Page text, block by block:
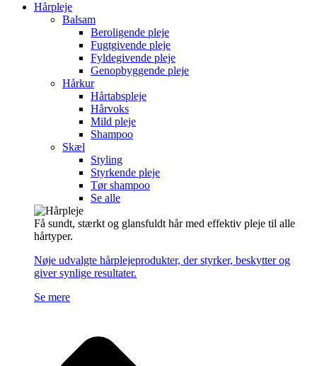
Hårpleje
Balsam
Beroligende pleje
Fugtgivende pleje
Fyldegivende pleje
Genopbyggende pleje
Hårkur
Hårtabspleje
Hårvoks
Mild pleje
Shampoo
Skæl
Styling
Styrkende pleje
Tør shampoo
Se alle
Få sundt, stærkt og glansfuldt hår med effektiv pleje til alle
hårtyper.
Nøje udvalgte hårplejeprodukter, der styrker, beskytter og
giver synlige resultater.
Se mere